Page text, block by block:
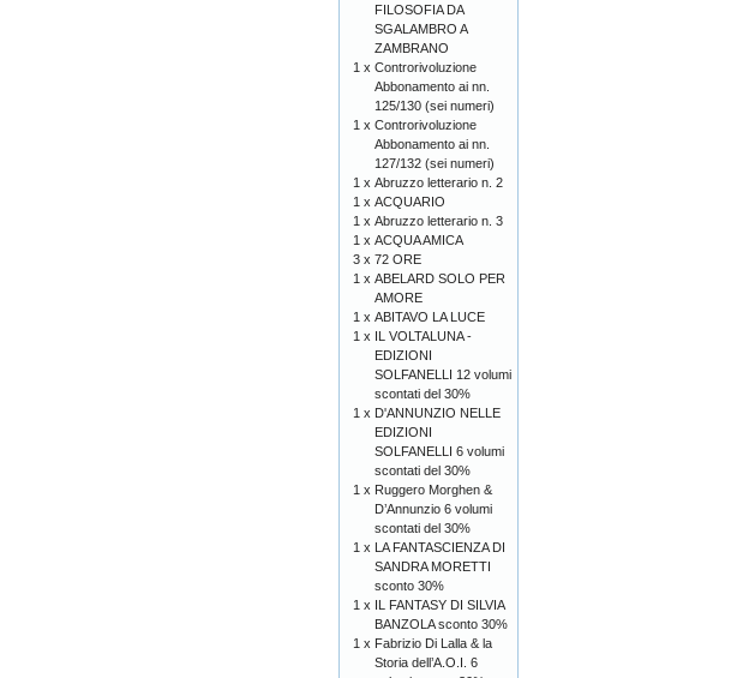
FILOSOFIA DA
SGALAMBRO A
ZAMBRANO
1 x Controrivoluzione
Abbonamento ai nn.
125/130 (sei numeri)
1 x Controrivoluzione
Abbonamento ai nn.
127/132 (sei numeri)
1 x Abruzzo letterario n. 2
1 x ACQUARIO
1 x Abruzzo letterario n. 3
1 x ACQUA AMICA
3 x 72 ORE
1 x ABELARD SOLO PER
AMORE
1 x ABITAVO LA LUCE
1 x IL VOLTALUNA -
EDIZIONI
SOLFANELLI 12 volumi
scontati del 30%
1 x D'ANNUNZIO NELLE
EDIZIONI
SOLFANELLI 6 volumi
scontati del 30%
1 x Ruggero Morghen &
D’Annunzio 6 volumi
scontati del 30%
1 x LA FANTASCIENZA DI
SANDRA MORETTI
sconto 30%
1 x IL FANTASY DI SILVIA
BANZOLA sconto 30%
1 x Fabrizio Di Lalla & la
Storia dell’A.O.I. 6